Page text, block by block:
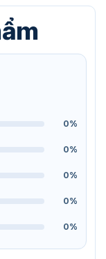
0%
0%
0%
0%
0%